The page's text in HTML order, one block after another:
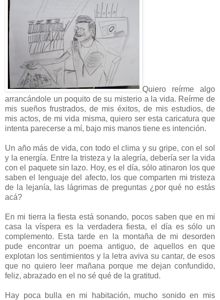
Quiero reírme algo
arrancándole un poquito de su misterio a la vida. Reírme de
mis sueños frustrados, de mis éxitos, de mis estudios, de
mis actos, de mi vida misma, quiero ser esta caricatura que
intenta parecerse a mí, bajo mis manos tiene es intención.
Un año más de vida, con todo el clima y su gripe, con el sol
y la energía. Entre la tristeza y la alegría, debería ser la vida
con el paquete sin lazo. Hoy, es el día, sólo atinaron los que
saben el lenguaje del afecto, los que comparten mi tristeza
de la lejanía, las lágrimas de preguntas ¿por qué no estás
acá?
En mi tierra la fiesta está sonando, pocos saben que en mi
casa la víspera es la verdadera fiesta, el día es sólo un
complemento. Esta tarde en la montaña de mi desorden
pude encontrar un poema antiguo, de aquellos en que
explotan los sentimientos y la letra aviva su cantar, de esos
que no quiero leer mañana porque me dejan confundido,
feliz, abrazado en el no sé qué de la gratitud.
Hay poca bulla en mi habitación, mucho sonido en mis